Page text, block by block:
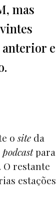
mas
anterior e
osite da
podcastpara
restante
estações